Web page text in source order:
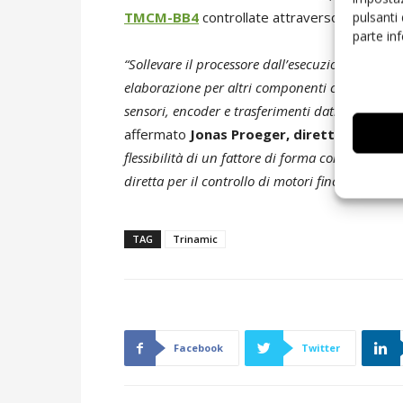
pulsanti
parte
TMCM-BB4 controllate attraverso il
“Sollevare il processore dall’esecuzione in
elaborazione per altri componenti che
sensori, encoder e trasferimenti dati basati
affermato Jonas Proeger, direttore della
flessibilità di un fattore di forma condiviso e
diretta per il controllo di motori fino a tre volte
TAG Trinamic
Facebook Twitter